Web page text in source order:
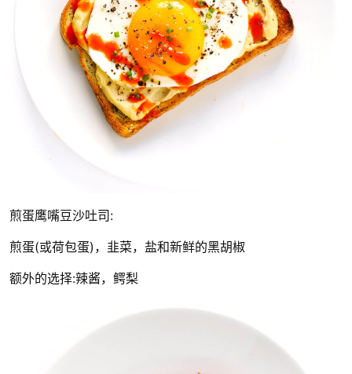
煎蛋鹰嘴豆沙吐司:
煎蛋(或荷包蛋)，韭菜，盐和新鲜的黑胡椒
额外的选择:辣酱，鳄梨